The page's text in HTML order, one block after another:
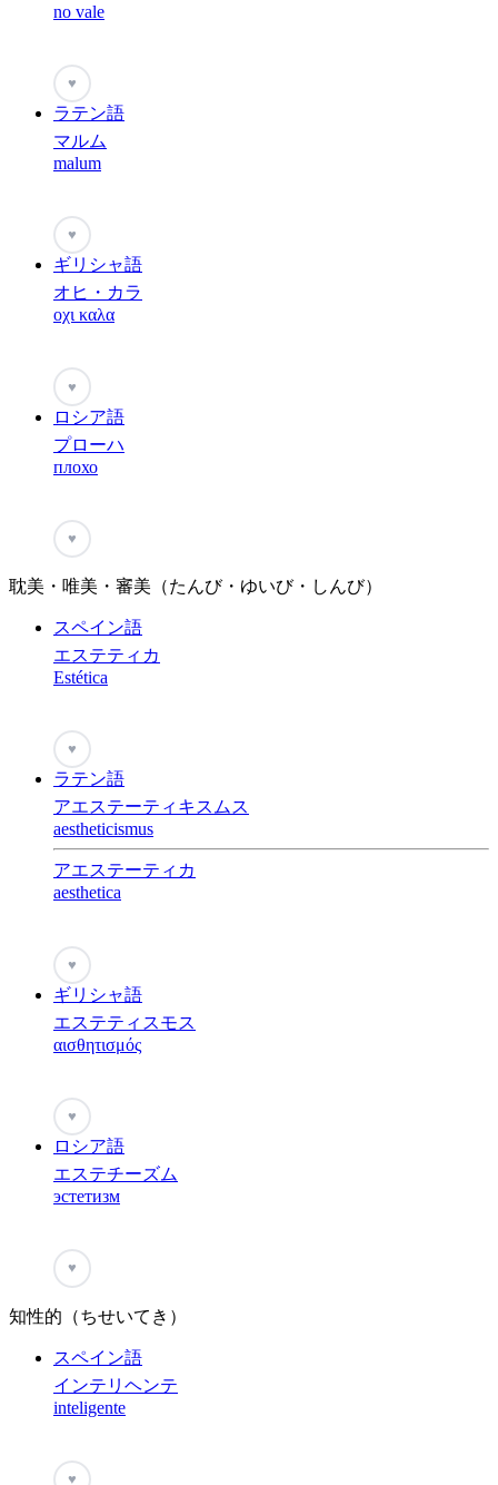
no vale
♥
ラテン語
マルム
malum
♥
ギリシャ語
オヒ・カラ
οχι καλα
♥
ロシア語
プローハ
плохо
♥
耽美・唯美・審美（たんび・ゆいび・しんび）
スペイン語
エステティカ
Estética
♥
ラテン語
アエステーティキスムス
aestheticismus
アエステーティカ
aesthetica
♥
ギリシャ語
エステティスモス
αισθητισμός
♥
ロシア語
エステチーズム
эстетизм
♥
知性的（ちせいてき）
スペイン語
インテリヘンテ
inteligente
♥